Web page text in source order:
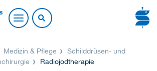
Medizin & Pflege
Schilddrüsen- und
Radiojodtherapie